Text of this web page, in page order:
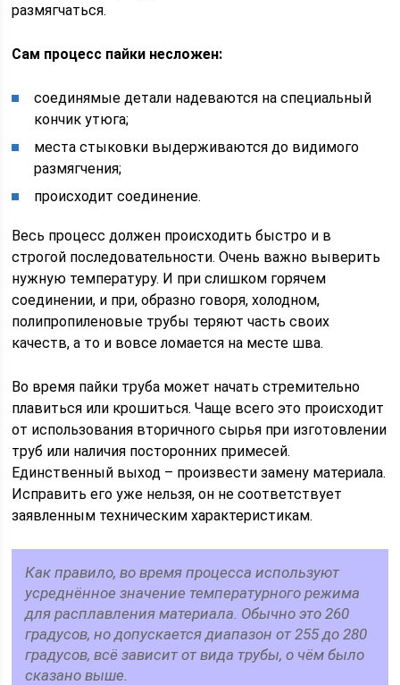
размягчаться.
Сам процесс пайки несложен:
соединямые детали надеваются на специальный
кончик утюга;
места стыковки выдерживаются до видимого
размягчения;
происходит соединение.
Весь процесс должен происходить быстро и в
строгой последовательности. Очень важно выверить
нужную температуру. И при слишком горячем
соединении, и при, образно говоря, холодном,
полипропиленовые трубы теряют часть своих
качеств, а то и вовсе ломается на месте шва.
Во время пайки труба может начать стремительно
плавиться или крошиться. Чаще всего это происходит
от использования вторичного сырья при изготовлении
труб или наличия посторонних примесей.
Единственный выход – произвести замену материала.
Исправить его уже нельзя, он не соответствует
заявленным техническим характеристикам.
Как правило, во время процесса используют
усреднённое значение температурного режима
для расплавления материала. Обычно это 260
градусов, но допускается диапазон от 255 до 280
градусов, всё зависит от вида трубы, о чём было
сказано выше.